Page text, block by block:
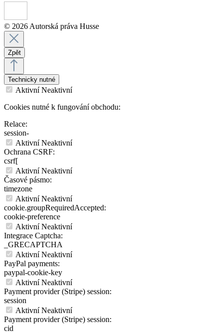
© 2026 Autorská práva Husse
Zpět
Technicky nutné
Aktivní Neaktivní
Cookies nutné k fungování obchodu:
Relace:
session-
Aktivní Neaktivní
Ochrana CSRF:
csrf[
Aktivní Neaktivní
Časové pásmo:
timezone
Aktivní Neaktivní
cookie.groupRequiredAccepted:
cookie-preference
Aktivní Neaktivní
Integrace Captcha:
_GRECAPTCHA
Aktivní Neaktivní
PayPal payments:
paypal-cookie-key
Aktivní Neaktivní
Payment provider (Stripe) session:
session
Aktivní Neaktivní
Payment provider (Stripe) session:
cid